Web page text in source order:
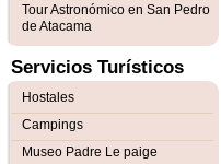
Tour Astronómico en San Pedro
de Atacama
Servicios Turísticos
Hostales
Campings
Museo Padre Le paige